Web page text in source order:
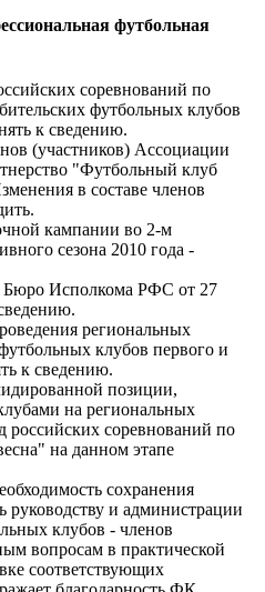
футбольная
соревнований по
футбольных клубов
к сведению.
(участников) Ассоциации
"Футбольный клуб
в составе членов
кампании во 2-м
сезона 2010 года -
Исполкома РФС от 27
региональных
клубов первого и
к сведению.
позиции,
на региональных
российских соревнований по
на данном этапе
сохранения
и администрации
клубов - членов
вопросам в практической
соответствующих